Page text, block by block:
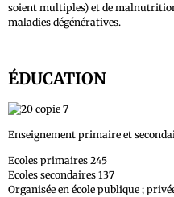
soient multiples) et de
maladies dégénératives.
ÉDUCATION
Enseignement primaire et
Ecoles primaires 245
Ecoles secondaires 137
Organisée en école publique ;